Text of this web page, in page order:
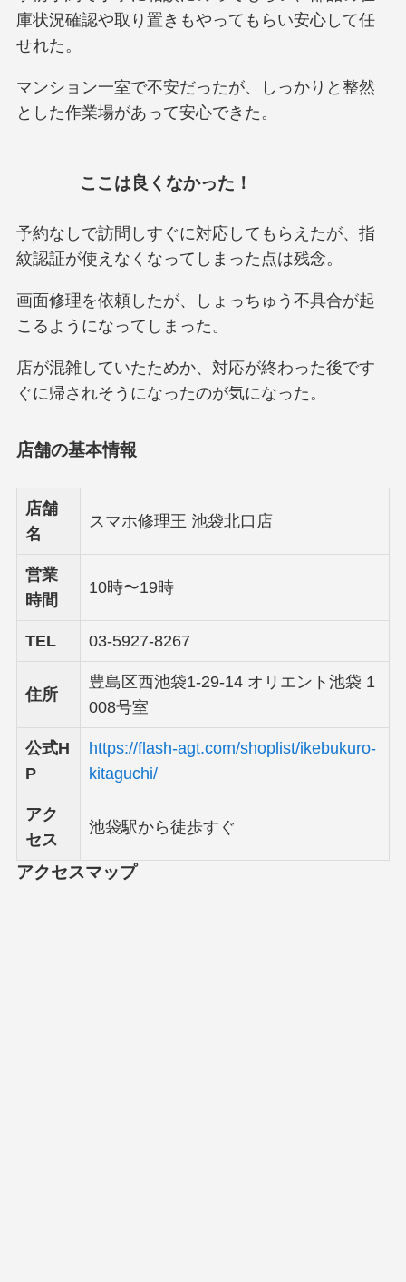
庫状況確認や取り置きもやってもらい安心して任
せれた。
マンション一室で不安だったが、しっかりと整然
とした作業場があって安心できた。
ここは良くなかった！
予約なしで訪問しすぐに対応してもらえたが、指
紋認証が使えなくなってしまった点は残念。
画面修理を依頼したが、しょっちゅう不具合が起
こるようになってしまった。
店が混雑していたためか、対応が終わった後です
ぐに帰されそうになったのが気になった。
店舗の基本情報
店舗
名
スマホ修理王 池袋北口店
営業
時間
10時〜19時
TEL 03-5927-8267
住所
豊島区西池袋1-29-14 オリエント池袋 1
008号室
公式H
P
https://flash-agt.com/shoplist/ikebukuro-
kitaguchi/
アク
セス
池袋駅から徒歩すぐ
アクセスマップ